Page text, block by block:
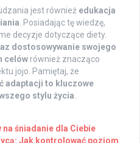
jest również edukacja
. Posiadając tę wiedzę,
decyzje dotyczące diety.
dostosowywanie swojego
celów również znacząco
jojo. Pamiętaj, że
adaptacji to kluczowe
stylu życia
śniadanie dla Ciebie
Jak kontrolować poziom